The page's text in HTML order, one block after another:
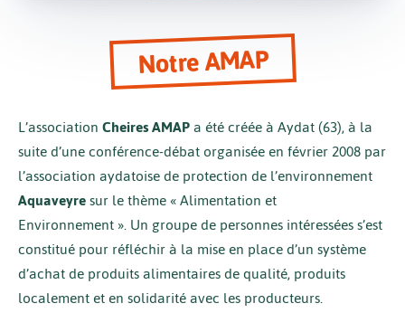
Notre AMAP
L’associationCheires AMAPa été créée à Aydat (63), à la
suite d’une conférence-débat organisée en février 2008 par
l’association aydatoise de protection de l’environnement
Aquaveyresur le thème « Alimentation et
Environnement ». Un groupe de personnes intéressées s’est
constitué pour réfléchir à la mise en place d’un système
d’achat de produits alimentaires de qualité, produits
localement et en solidarité avec les producteurs.